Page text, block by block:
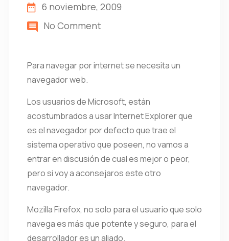
6 noviembre, 2009
No Comment
Para navegar por internet se necesita un
navegador web.
Los usuarios de Microsoft, están
acostumbrados a usar Internet Explorer que
es el navegador por defecto que trae el
sistema operativo que poseen, no vamos a
entrar en discusión de cual es mejor o peor,
pero si voy a aconsejaros este otro
navegador.
Mozilla Firefox, no solo para el usuario que solo
navega es más que potente y seguro, para el
desarrollador es un aliado.